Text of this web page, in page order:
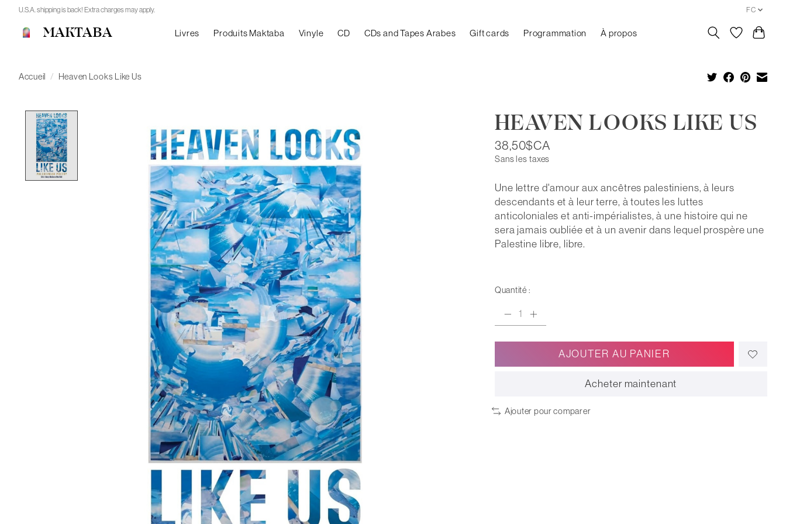
U.S.A. shipping is back! Extra charges may apply. FC
MAKTABA Livres Produits Maktaba Vinyle CD CDs and Tapes Arabes Gift cards Programmation À propos
Accueil / Heaven Looks Like Us
HEAVEN LOOKS LIKE US
38,50$CA
Sans les taxes
Une lettre d'amour aux ancêtres palestiniens, à leurs
descendants et à leur terre, à toutes les luttes
anticoloniales et anti-impérialistes, à une histoire qui ne
sera jamais oubliée et à un avenir dans lequel prospère une
Palestine libre, libre.
Quantité :
AJOUTER AU PANIER
Acheter maintenant
Ajouter pour comparer